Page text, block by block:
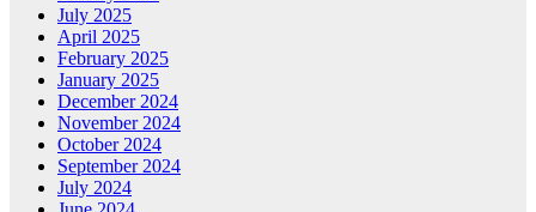
July 2025
April 2025
February 2025
January 2025
December 2024
November 2024
October 2024
September 2024
July 2024